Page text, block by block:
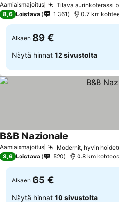
Aamiaismajoitus Tilava aurinkoterassi
8,6 Loistava 1 361 0.7 km
Alkaen 89 €
Näytä hinnat 12 sivustolta
Aamiaismajoitus Modernit, hyvin
B&B Nazionale
8,6 Loistava 520 0.8 km
Alkaen 65 €
Näytä hinnat 10 sivustolta